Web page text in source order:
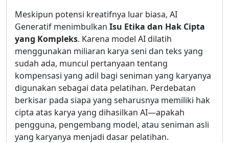
Meskipun potensi kreatifnya luar biasa, AI
Generatif menimbulkan Isu Etika dan Hak Cipta
yang Kompleks. Karena model AI dilatih
menggunakan miliaran karya seni dan teks yang
sudah ada, muncul pertanyaan tentang
kompensasi yang adil bagi seniman yang karyanya
digunakan sebagai data pelatihan. Perdebatan
berkisar pada siapa yang seharusnya memiliki hak
cipta atas karya yang dihasilkan AI—apakah
pengguna, pengembang model, atau seniman asli
yang karyanya menjadi dasar pelatihan.